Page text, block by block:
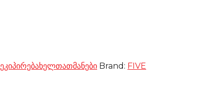
ეკიპირებახელთათმანები Brand: FIVE